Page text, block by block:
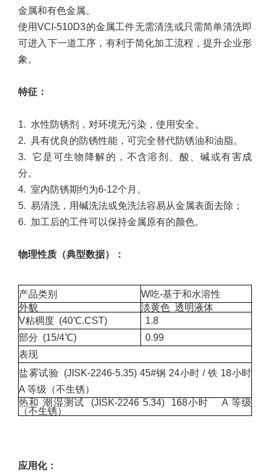
金属和有色金属。
使用VCI-510D3的金属工件无需清洗或只需简单清洗即
可进入下一道工序，有利于简化加工流程，提升企业形
象。
特征 ：
1. 水性防锈剂，对环境无污染，使用安全。
2. 具有优良的防锈性能，可完全替代防锈油和油脂。
3. 它是可生物降解的，不含溶剂、酸、碱或有害成
分。
4. 室内防锈期约为6-12个月。
5. 易清洗，用碱洗法或免洗法容易从金属表面去除；
6. 加工后的工件可以保持金属原有的颜色。
物理性质（典型数据） ：
产品类别 W吃-基于和水溶性
外貌
淡黄色 透明液体
V粘稠度 (40℃.CST)
1.8
部分 (15/4℃)
0.99
表现
盐雾试验
(JISK-2246-5.35) 45#钢 24小时 / 铁 18小时
A 等级（不生锈）
热和潮湿测试 (JISK-2246 5.34) 168小时 A 等级
（不生锈）
应用化：